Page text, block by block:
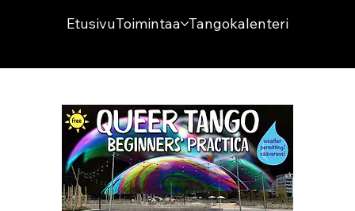
EtusivuToimintaa Tangokalenteri